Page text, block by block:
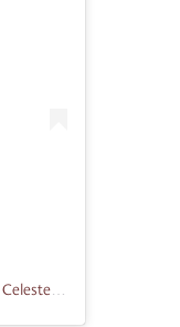
Una publicación compartida por Casa Celeste (@casacelestehonda)